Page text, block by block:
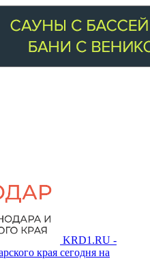
KRD1.RU -
края сегодня на